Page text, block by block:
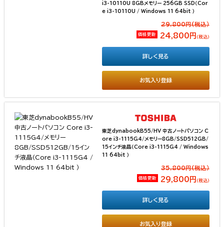
i3-10110U 8GBメモリー 256GB SSD（Cor
e i3-10110U / Windows 11 64bit ）
29,800円(税込）
価格更新 24,800円 （税込）
お気入り登録
詳しく見る
東芝dynabookB55/HV 中古ノートパソコン C
ore i3-1115G4/メモリー8GB/SSD512GB/
15インチ液晶（Core i3-1115G4 / Windows
11 64bit ）
35,800円(税込）
価格更新 29,800円 （税込）
お気入り登録
詳しく見る